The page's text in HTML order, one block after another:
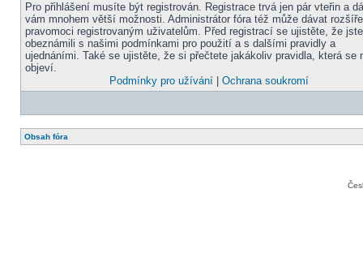
Pro přihlášení musíte být registrován. Registrace trvá jen pár vteřin a
vám mnohem větší možnosti. Administrátor fóra též může dávat
pravomoci registrovaným uživatelům. Před registrací se ujistěte, že
obeznámili s našimi podmínkami pro použití a s dalšími pravidly a
ujednáními. Také se ujistěte, že si přečtete jakákoliv pravidla, která se
objeví.
Podmínky pro užívání| Ochrana soukromí
Obsah fóra